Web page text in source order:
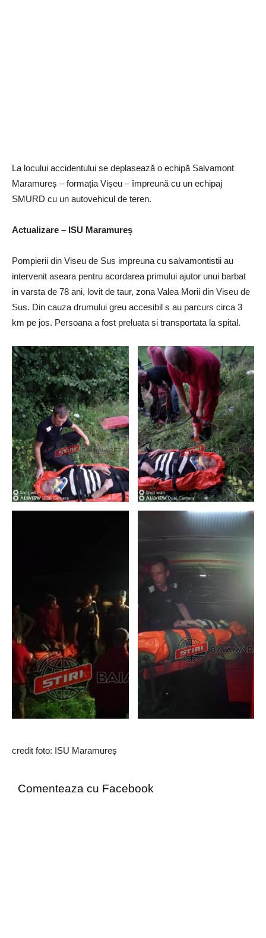
La locului accidentului se deplasează o echipă Salvamont
Maramureș – formația Vișeu – împreună cu un echipaj
SMURD cu un autovehicul de teren.
Actualizare – ISU Maramureș
Pompierii din Viseu de Sus impreuna cu salvamontistii au
intervenit aseara pentru acordarea primului ajutor unui barbat
in varsta de 78 ani, lovit de taur, zona Valea Morii din Viseu de
Sus. Din cauza drumului greu accesibil s au parcurs circa 3
km pe jos. Persoana a fost preluata si transportata la spital.
credit foto: ISU Maramureș
Comenteaza cu Facebook